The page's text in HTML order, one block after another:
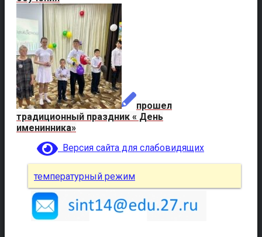
прошел
традиционный праздник « День
именинника»
Версия сайта для слабовидящих
температурный режим